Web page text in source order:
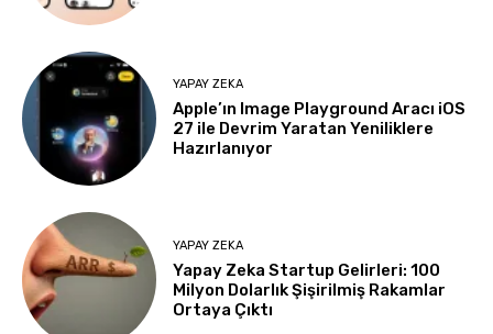
YAPAY ZEKA
Apple’ın Image Playground Aracı iOS
27 ile Devrim Yaratan Yeniliklere
Hazırlanıyor
YAPAY ZEKA
Yapay Zeka Startup Gelirleri: 100
Milyon Dolarlık Şişirilmiş Rakamlar
Ortaya Çıktı